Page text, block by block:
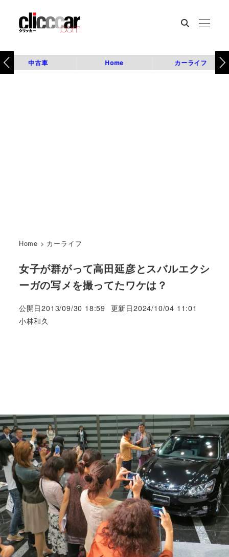
中古車 Home カーライフ
Home > カーライフ
女子が群がって高田延彦とスバルエクシ
ーガの写メを撮ってたワケは？
公開日2013/09/30 18:59 更新日2024/10/04 11:01
著
小林和久